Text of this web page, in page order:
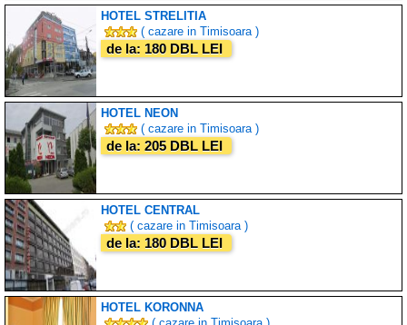
HOTEL STRELITIA
( cazare in Timisoara )
de la: 180 DBL LEI
HOTEL NEON
( cazare in Timisoara )
de la: 205 DBL LEI
HOTEL CENTRAL
( cazare in Timisoara )
de la: 180 DBL LEI
HOTEL KORONNA